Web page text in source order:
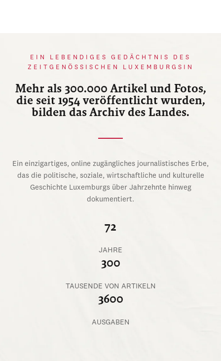
EIN LEBENDIGES GEDÄCHTNIS DES
ZEITGENÖSSISCHEN LUXEMBURGSIN
Mehr als 300.000 Artikel und Fotos,
die seit 1954 veröffentlicht wurden,
bilden das Archiv des Landes.
Ein einzigartiges, online zugängliches journalistisches Erbe,
das die politische, soziale, wirtschaftliche und kulturelle
Geschichte Luxemburgs über Jahrzehnte hinweg
dokumentiert.
72
JAHRE
300
TAUSENDE VON ARTIKELN
3600
AUSGABEN